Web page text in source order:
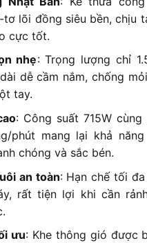
tơ lõi đồng siêu bền, chịu
cực tốt.
nhẹ: Trọng lượng chỉ
dễ cầm nắm, chống
tay.
: Công suất 715W cùng
phút mang lại khả
chóng và sắc bén.
an toàn: Hạn chế tối
rất tiện lợi khi cần
ưu: Khe thông gió được